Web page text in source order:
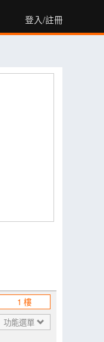
登入/註冊
1 樓
功能選單